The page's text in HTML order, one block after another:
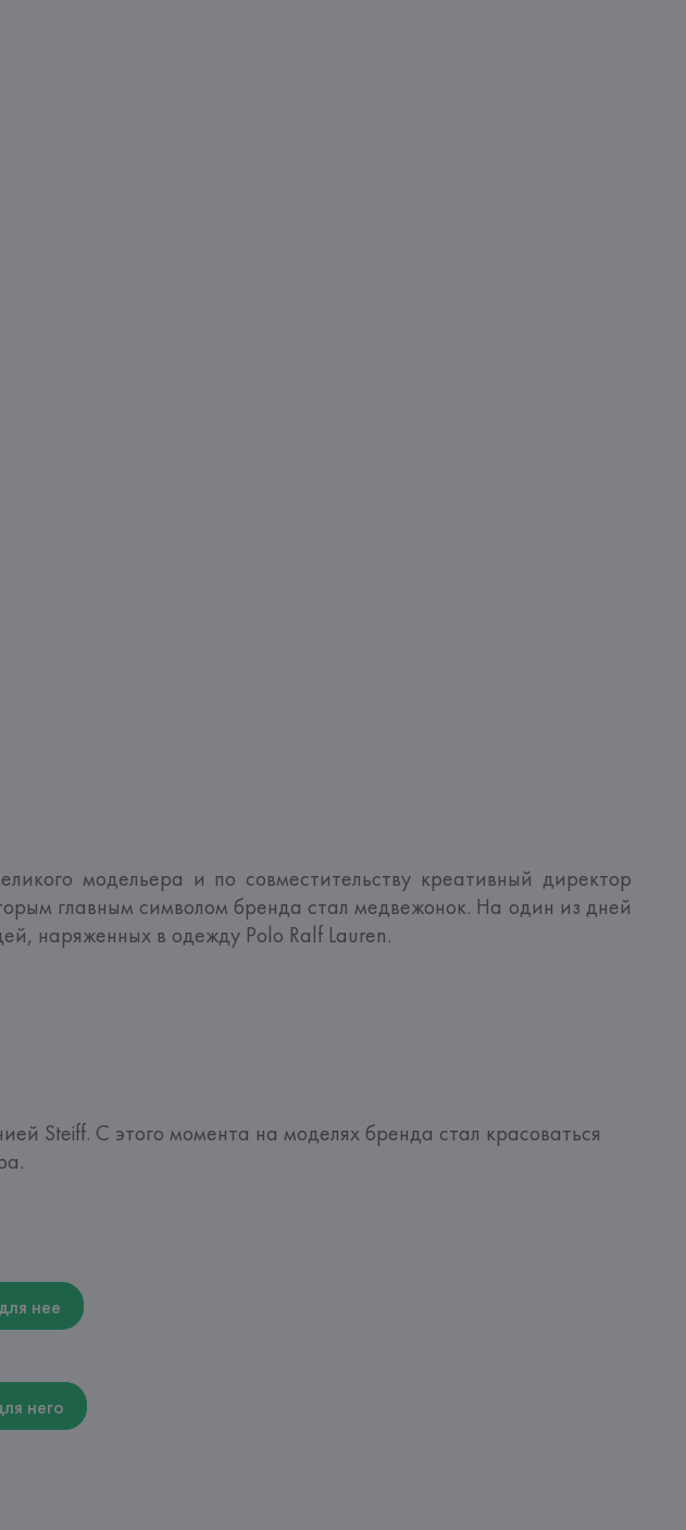
модельера и по совместительству креативный директор
главным символом бренда стал медвежонок. На один из дней
наряженных в одежду Polo Ralf Lauren.
Steiff. С этого момента на моделях бренда стал красоваться
нее
него